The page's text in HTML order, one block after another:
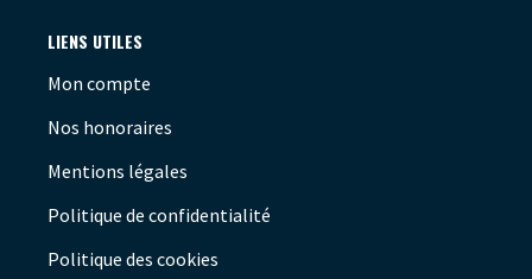
LIENS UTILES
Mon compte
Nos honoraires
Mentions légales
Politique de confidentialité
Politique des cookies